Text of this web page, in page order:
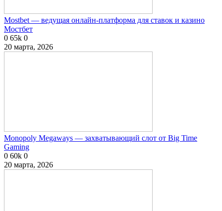
Mostbet — ведущая онлайн-платформа для ставок и казино
Мостбет
0 65k 0
20 марта, 2026
Monopoly Megaways — захватывающий слот от Big Time
Gaming
0 60k 0
20 марта, 2026